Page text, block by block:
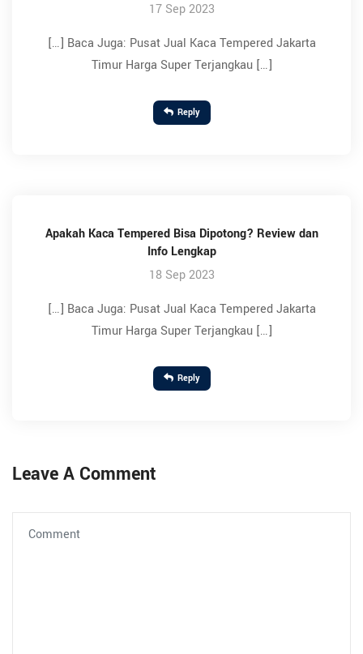
17 Sep 2023
[…] Baca Juga: Pusat Jual Kaca Tempered Jakarta
Timur Harga Super Terjangkau […]
Reply
Apakah Kaca Tempered Bisa Dipotong? Review dan
Info Lengkap
18 Sep 2023
[…] Baca Juga: Pusat Jual Kaca Tempered Jakarta
Timur Harga Super Terjangkau […]
Reply
Leave A Comment